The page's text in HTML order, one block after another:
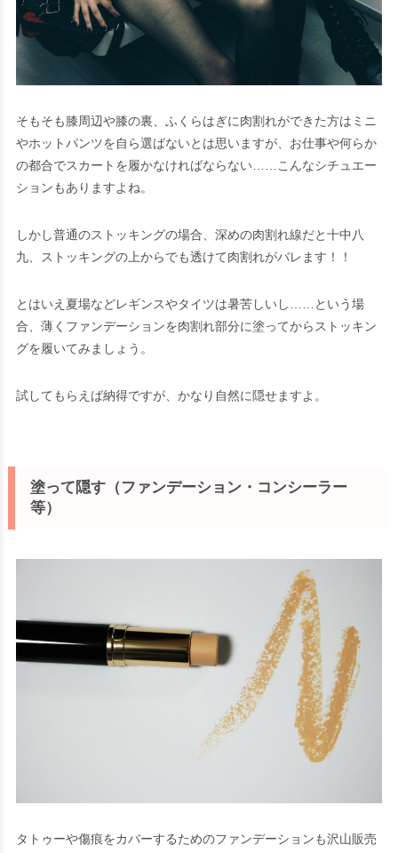
そもそも膝周辺や膝の裏、ふくらはぎに肉割れができた方はミニ
やホットパンツを自ら選ばないとは思いますが、お仕事や何らか
の都合でスカートを履かなければならない……こんなシチュエー
ションもありますよね。
しかし普通のストッキングの場合、深めの肉割れ線だと十中八
九、ストッキングの上からでも透けて肉割れがバレます！！
とはいえ夏場などレギンスやタイツは暑苦しいし……という場
合、薄くファンデーションを肉割れ部分に塗ってからストッキン
グを履いてみましょう。
試してもらえば納得ですが、かなり自然に隠せますよ。
塗って隠す（ファンデーション・コンシーラー
等）
タトゥーや傷痕をカバーするためのファンデーションも沢山販売